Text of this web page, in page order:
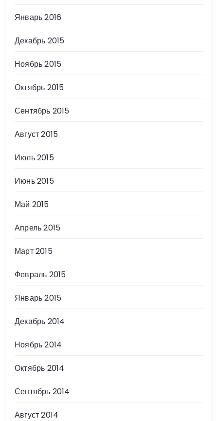
Январь 2016
Декабрь 2015
Ноябрь 2015
Октябрь 2015
Сентябрь 2015
Август 2015
Июль 2015
Июнь 2015
Май 2015
Апрель 2015
Март 2015
Февраль 2015
Январь 2015
Декабрь 2014
Ноябрь 2014
Октябрь 2014
Сентябрь 2014
Август 2014